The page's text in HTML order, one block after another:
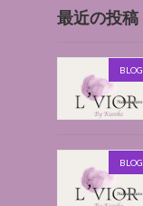
最近の投稿
BLOG
BLOG